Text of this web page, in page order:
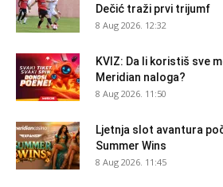
Dečić traži prvi trijumf
8 Aug 2026. 12:32
KVIZ: Da li koristiš sve
Meridian naloga?
8 Aug 2026. 11:50
Ljetnja slot avantura
Summer Wins
8 Aug 2026. 11:45